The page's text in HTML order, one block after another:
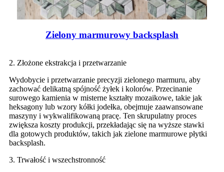
Zielony marmurowy backsplash
2. Złożone ekstrakcja i przetwarzanie
Wydobycie i przetwarzanie precyzji zielonego marmuru, aby
zachować delikatną spójność żyłek i kolorów. Przecinanie
surowego kamienia w misterne kształty mozaikowe, takie jak
heksagony lub wzory kółki jodełka, obejmuje zaawansowane
maszyny i wykwalifikowaną pracę. Ten skrupulatny proces
zwiększa koszty produkcji, przekładając się na wyższe stawki
dla gotowych produktów, takich jak zielone marmurowe płytki
backsplash.
3. Trwałość i wszechstronność